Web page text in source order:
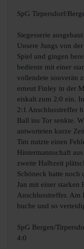
SpG Tirpersdorf/
Siegesserie
Unsere Jungs von
Spiel und gingen
bediente mit einer
vollendete souverän
erneut Finley in der
eiskalt zum 2:0 ein.
2:1 Anschlusstreffer
Ball ins Tor senkte.
antworteten kurze
Tim nutzte einen
Hintermannschaft
zweite Halbzeit
Schöneck hatte
Jan mit einer starken
Anschlusstreffer. Am
buche und so
SpG Bergen/
4:0